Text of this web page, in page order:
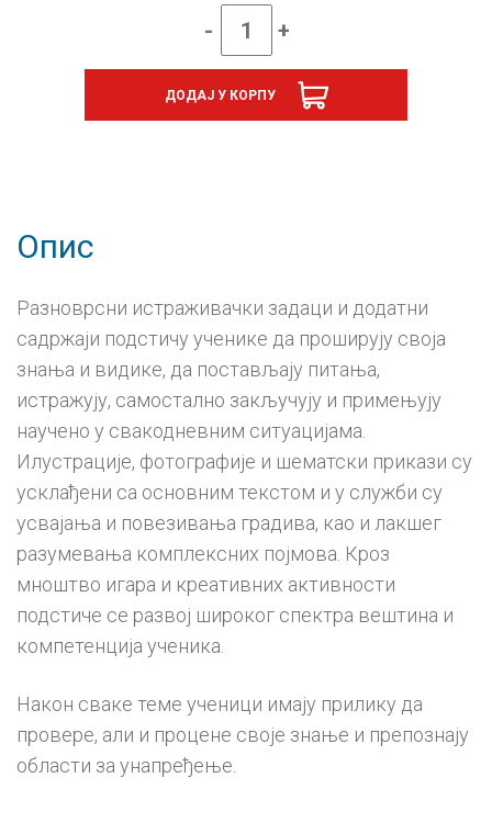
-
Природа
4,
уџбеник
+
ДОДАЈ У КОРПУ
Опис
Разноврсни истраживачки задаци и додатни
садржаји подстичу ученике да проширују своја
знања и видике, да постављају питања,
истражују, самостално закључују и примењују
научено у свакодневним ситуацијама.
Илустрације, фотографије и шематски прикази су
усклађени са основним текстом и у служби су
усвајања и повезивања градива, као и лакшег
разумевања комплексних појмова. Кроз
мноштво игара и креативних активности
подстиче се развој широког спектра вештина и
компетенција ученика.
Након сваке теме ученици имају прилику да
провере, али и процене своје знање и препознају
области за унапређење.